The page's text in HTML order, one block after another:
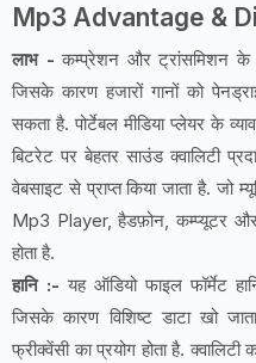
Mp3 Advantage &
लाभ - कम्प्रेशन और ट्रांसमिशन के
जिसके कारण हजारों गानों को
सकता है. पोर्टेबल मीडिया प्लेयर के
बिटरेट पर बेहतर साउंड क्वालिटी
वेबसाइट से प्राप्त किया जाता है. जो
Mp3 Player, हैडफ़ोन, कम्प्यूटर और
होता है.
हानि :-यह ऑडियो फाइल फॉर्मेट
जिसके कारण विशिष्ट डाटा खो
फ्रीक्वेंसी का प्रयोग होता है.